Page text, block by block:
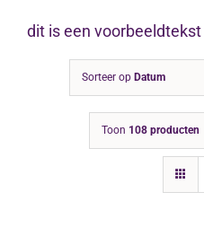
dit is een voorbeeldtekst
Sorteer op Datum
Toon 108 producten